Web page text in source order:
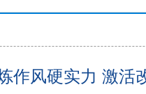
作风硬实力 激活